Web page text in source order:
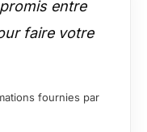
entre
faire votre
fournies par